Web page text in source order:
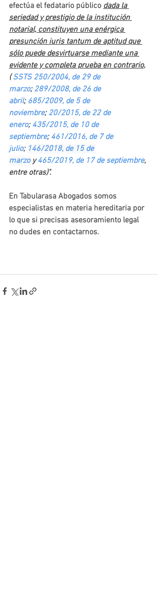
efectúa el fedatario público dada la
seriedad y prestigio de la institución
notarial, constituyen una enérgica
presunción iuris tantum de aptitud que
sólo puede desvirtuarse mediante una
evidente y completa prueba en contrario,
( SSTS 250/2004, de 29 de
marzo; 289/2008, de 26 de
abril; 685/2009, de 5 de
noviembre; 20/2015, de 22 de
enero; 435/2015, de 10 de
septiembre; 461/2016, de 7 de
julio; 146/2018, de 15 de
marzo y 465/2019, de 17 de septiembre,
entre otras)".
En Tabularasa Abogados somos
especialistas en materia hereditaria por
lo que si precisas asesoramiento legal
no dudes en contactarnos.